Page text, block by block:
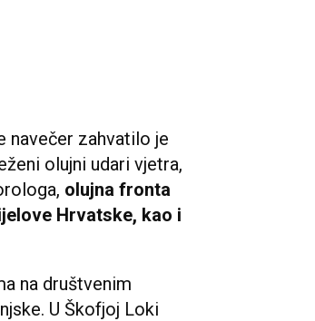
navečer zahvatilo je
olujni udari vjetra,
olujna fronta
Hrvatske, kao i
na društvenim
U Škofjoj Loki